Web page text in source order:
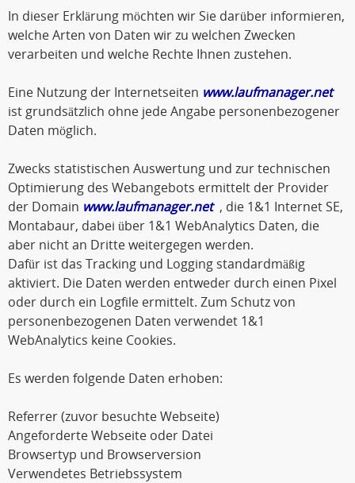
In dieser Erklärung möchten wir Sie darüber informieren,
welche Arten von Daten wir zu welchen Zwecken
verarbeiten und welche Rechte Ihnen zustehen.
Eine Nutzung der Internetseiten www.laufmanager.net
ist grundsätzlich ohne jede Angabe personenbezogener
Daten möglich.
Zwecks statistischen Auswertung und zur technischen
Optimierung des Webangebots ermittelt der Provider
der Domain www.laufmanager.net, die 1&1 Internet SE,
Montabaur, dabei über 1&1 WebAnalytics Daten, die
aber nicht an Dritte weitergegen werden.
Dafür ist das Tracking und Logging standardmäßig
aktiviert. Die Daten werden entweder durch einen Pixel
oder durch ein Logfile ermittelt. Zum Schutz von
personenbezogenen Daten verwendet 1&1
WebAnalytics keine Cookies.
Es werden folgende Daten erhoben:
Referrer (zuvor besuchte Webseite)
Angeforderte Webseite oder Datei
Browsertyp und Browserversion
Verwendetes Betriebssystem